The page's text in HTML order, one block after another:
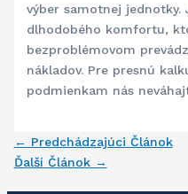
výber samotnej jednotky.
dlhodobého komfortu,
bezproblémovom
nákladov. Pre presnú
podmienkam nás
← Predchádzajúci Článok
Ďalší Článok →